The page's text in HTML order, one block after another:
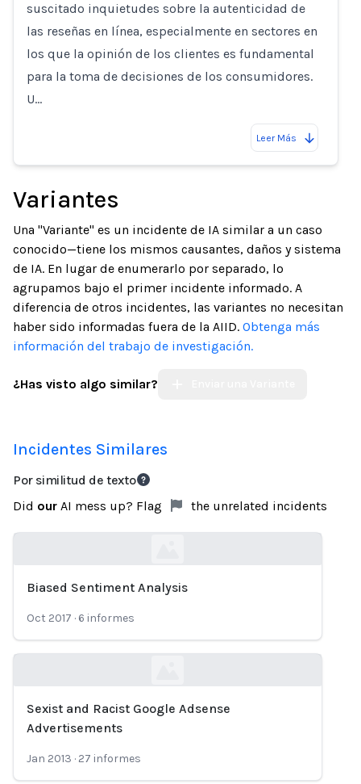
suscitado inquietudes sobre la autenticidad de
las reseñas en línea, especialmente en sectores en
los que la opinión de los clientes es fundamental
para la toma de decisiones de los consumidores.
U…
Leer Más
Variantes
Una "Variante" es un incidente de IA similar a un caso
conocido—tiene los mismos causantes, daños y sistema
de IA. En lugar de enumerarlo por separado, lo
agrupamos bajo el primer incidente informado. A
diferencia de otros incidentes, las variantes no necesitan
haber sido informadas fuera de la AIID. Obtenga más
información del trabajo de investigación.
¿Has visto algo similar?
Incidentes Similares
Por similitud de texto
Did our AI mess up? Flag the unrelated incidents
Biased Sentiment Analysis
Oct 2017 · 6 informes
Loading...
Sexist and Racist Google Adsense
Advertisements
Jan 2013 · 27 informes